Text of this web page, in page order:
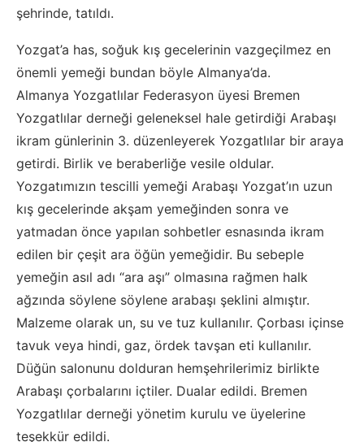
şehrinde, tatıldı.
Yozgat’a has, soğuk kış gecelerinin vazgeçilmez en
önemli yemeği bundan böyle Almanya’da.
Almanya Yozgatlılar Federasyon üyesi Bremen
Yozgatlılar derneği geleneksel hale getirdiği Arabaşı
ikram günlerinin 3. düzenleyerek Yozgatlılar bir araya
getirdi. Birlik ve beraberliğe vesile oldular.
Yozgatımızın tescilli yemeği Arabaşı Yozgat’ın uzun
kış gecelerinde akşam yemeğinden sonra ve
yatmadan önce yapılan sohbetler esnasında ikram
edilen bir çeşit ara öğün yemeğidir. Bu sebeple
yemeğin asıl adı “ara aşı” olmasına rağmen halk
ağzında söylene söylene arabaşı şeklini almıştır.
Malzeme olarak un, su ve tuz kullanılır. Çorbası içinse
tavuk veya hindi, gaz, ördek tavşan eti kullanılır.
Düğün salonunu dolduran hemşehrilerimiz birlikte
Arabaşı çorbalarını içtiler. Dualar edildi. Bremen
Yozgatlılar derneği yönetim kurulu ve üyelerine
teşekkür edildi.